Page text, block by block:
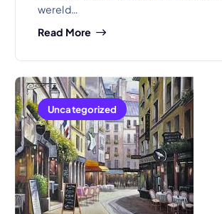
wereld…
Read More
Uncategorized